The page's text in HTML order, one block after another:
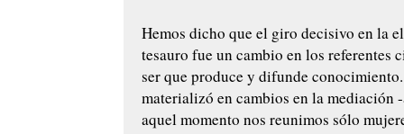
Hemos dicho que el giro decisivo en la
tesauro fue un cambio en los referentes
ser que produce y difunde
materializó en cambios en la mediación
aquel momento nos reunimos sólo